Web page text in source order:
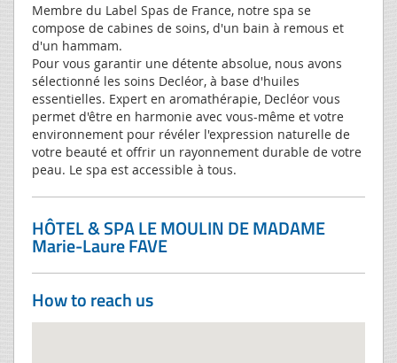
Membre du Label Spas de France, notre spa se
compose de cabines de soins, d'un bain à remous et
d'un hammam.
Pour vous garantir une détente absolue, nous avons
sélectionné les soins Decléor, à base d'huiles
essentielles. Expert en aromathérapie, Decléor vous
permet d'être en harmonie avec vous-même et votre
environnement pour révéler l'expression naturelle de
votre beauté et offrir un rayonnement durable de votre
peau. Le spa est accessible à tous.
HÔTEL & SPA LE MOULIN DE MADAME
Marie-Laure FAVE
How to reach us